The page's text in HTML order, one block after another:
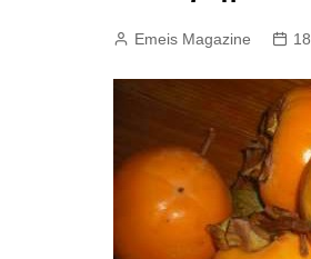
Emeis Magazine